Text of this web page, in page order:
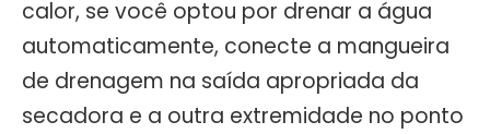
calor, se você optou por drenar a água
automaticamente, conecte a mangueira
de drenagem na saída apropriada da
secadora e a outra extremidade no ponto